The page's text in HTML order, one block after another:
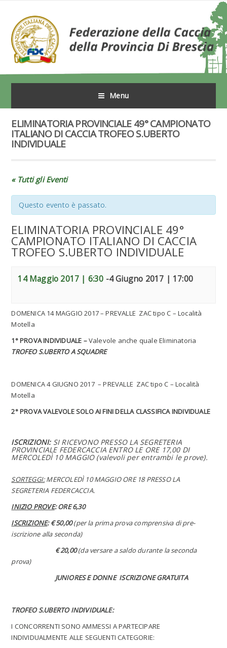
Menu
ELIMINATORIA PROVINCIALE 49° CAMPIONATO
ITALIANO DI CACCIA TROFEO S.UBERTO
INDIVIDUALE
« Tutti gli Eventi
Questo evento è passato.
ELIMINATORIA PROVINCIALE 49°
CAMPIONATO ITALIANO DI CACCIA
TROFEO S.UBERTO INDIVIDUALE
14 Maggio 2017 | 6:30 -4 Giugno 2017 | 17:00
DOMENICA 14 MAGGIO 2017 – PREVALLE ZAC tipo C – Località
Motella
1° PROVA INDIVIDUALE –Valevole anche quale Eliminatoria
TROFEO S.UBERTO A SQUADRE
DOMENICA 4 GIUGNO 2017 – PREVALLE ZAC tipo C – Località
Motella
2° PROVA VALEVOLE SOLO AI FINI DELLA CLASSIFICA INDIVIDUALE
ISCRIZIONI: SI RICEVONO PRESSO LA SEGRETERIA
PROVINCIALE FEDERCACCIA ENTRO LE ORE 17,00 DI
MERCOLEDÌ 10 MAGGIO (valevoli per entrambi le prove).
SORTEGGI:MERCOLEDÌ 10 MAGGIO ORE 18 PRESSO LA
SEGRETERIA FEDERCACCIA.
INIZIO PROVE: ORE 6,30
ISCRIZIONE: € 50,00(per la prima prova comprensiva di pre-
iscrizione alla seconda)
€ 20,00(da versare a saldo durante la seconda
prova)
JUNIORES E DONNE ISCRIZIONE GRATUITA
TROFEO S.UBERTO INDIVIDUALE:
I CONCORRENTI SONO AMMESSI A PARTECIPARE
INDIVIDUALMENTE ALLE SEGUENTI CATEGORIE: